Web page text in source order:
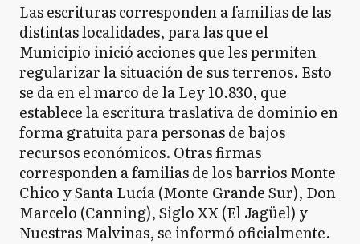
Las escrituras corresponden a familias de las
distintas localidades, para las que el
Municipio inició acciones que les permiten
regularizar la situación de sus terrenos. Esto
se da en el marco de la Ley 10.830, que
establece la escritura traslativa de dominio en
forma gratuita para personas de bajos
recursos económicos. Otras firmas
corresponden a familias de los barrios Monte
Chico y Santa Lucía (Monte Grande Sur), Don
Marcelo (Canning), Siglo XX (El Jagüel) y
Nuestras Malvinas, se informó oficialmente.